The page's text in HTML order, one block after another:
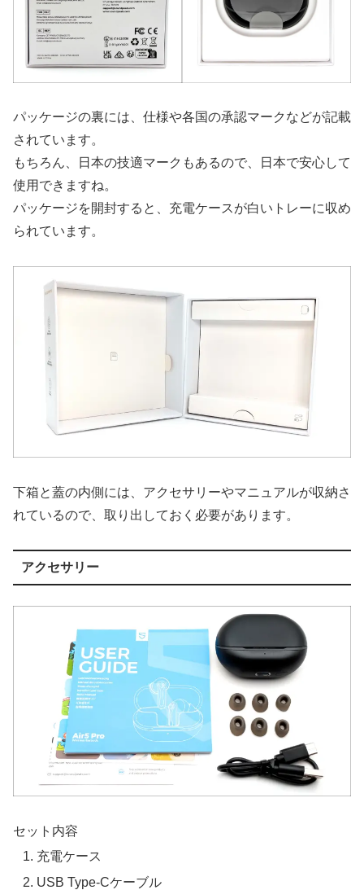
パッケージの裏には、仕様や各国の承認マークなどが記載
されています。
もちろん、日本の技適マークもあるので、日本で安心して
使用できますね。
パッケージを開封すると、充電ケースが白いトレーに収め
られています。
下箱と蓋の内側には、アクセサリーやマニュアルが収納さ
れているので、取り出しておく必要があります。
アクセサリー
セット内容
充電ケース
USB Type-Cケーブル